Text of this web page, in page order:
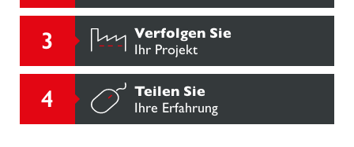
Verfolgen Sie
Ihr Projekt
Teilen Sie
Ihre Erfahrung